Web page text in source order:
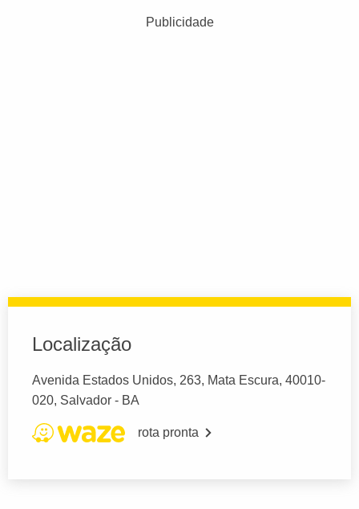
Publicidade
Localização
Avenida Estados Unidos, 263, Mata Escura, 40010-
020, Salvador - BA
rota pronta